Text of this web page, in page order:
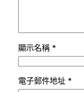
顯示名稱 *
電子郵件地址 *